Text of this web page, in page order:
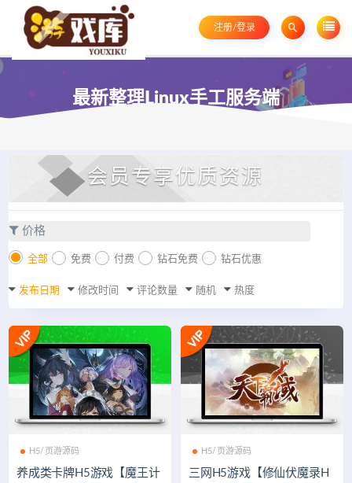
注册/登录
最新整理Linux手工服务端
会员专享优质资源
价格
全部 免费 付费 钻石免费 钻石优惠
发布日期 修改时间 评论数量 随机 热度
H5/页游源码
养成类卡牌H5游戏【魔王计
H5/页游源码
三网H5游戏【修仙伏魔录H